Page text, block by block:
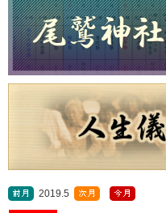
2019.5